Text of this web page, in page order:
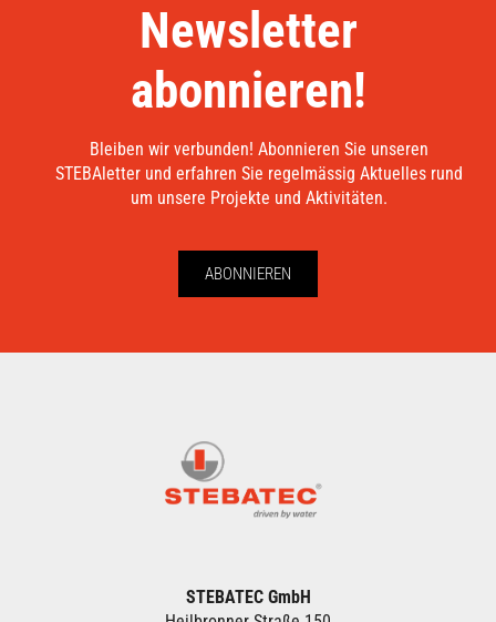
Newsletter
abonnieren!
Bleiben wir verbunden! Abonnieren Sie unseren
STEBAletter und erfahren Sie regelmässig Aktuelles rund
um unsere Projekte und Aktivitäten.
ABONNIEREN
STEBATEC GmbH